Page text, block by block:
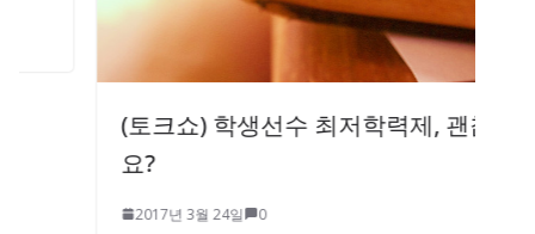
(토크쇼) 학생선수 최저학력제, 괜찮나
2017년 3월 24일 0